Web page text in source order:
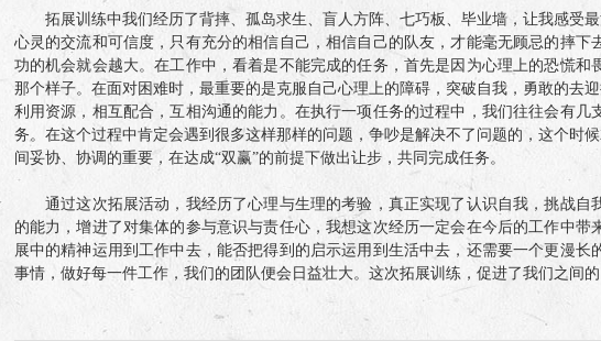
拓展训练中我们经历了背摔、孤岛求生、盲人方阵、七巧板、毕业墙，让我感受
心灵的交流和可信度，只有充分的相信自己，相信自己的队友，才能毫无顾忌的摔
功的机会就会越大。在工作中，看着是不能完成的任务，首先是因为心理上的恐慌
那个样子。在面对困难时，最重要的是克服自己心理上的障碍，突破自我，勇敢的去
利用资源，相互配合，互相沟通的能力。在执行一项任务的过程中，我们往往会有
务。在这个过程中肯定会遇到很多这样那样的问题，争吵是解决不了问题的，这个时
间妥协、协调的重要，在达成“双赢”的前提下做出让步，共同完成任务。
通过这次拓展活动，我经历了心理与生理的考验，真正实现了认识自我，挑战自
的能力，增进了对集体的参与意识与责任心，我想这次经历一定会在今后的工作中
展中的精神运用到工作中去，能否把得到的启示运用到生活中去，还需要一个更漫
事情，做好每一件工作，我们的团队便会日益壮大。这次拓展训练，促进了我们之间